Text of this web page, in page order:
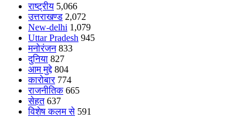
राष्ट्रीय 5,066
उत्तराखण्ड 2,072
New-delhi 1,079
Uttar Pradesh 945
मनोरंजन 833
दुनिया 827
आम मुद्दे 804
कारोबार 774
राजनीतिक 665
सेहत 637
विशेष कलम से 591